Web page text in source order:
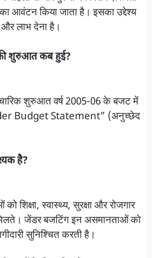
आवंटन किया जाता है। इसका उद्देश्य
लाभ देना है।
शुरुआत कब हुई?
शुरुआत वर्ष 2005-06 के बजट में
Budget Statement” (अनुच्छेद
है?
शिक्षा, स्वास्थ्य, सुरक्षा और रोजगार
जेंडर बजटिंग इन असमानताओं को
सुनिश्चित करती है।